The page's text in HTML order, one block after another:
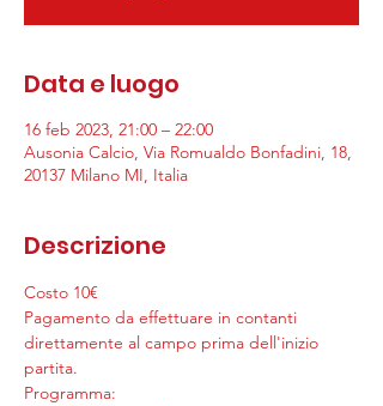
Data e luogo
16 feb 2023, 21:00 – 22:00
Ausonia Calcio, Via Romualdo Bonfadini, 18,
20137 Milano MI, Italia
Descrizione
Costo 10€
Pagamento da effettuare in contanti
direttamente al campo prima dell'inizio
partita.
Programma: